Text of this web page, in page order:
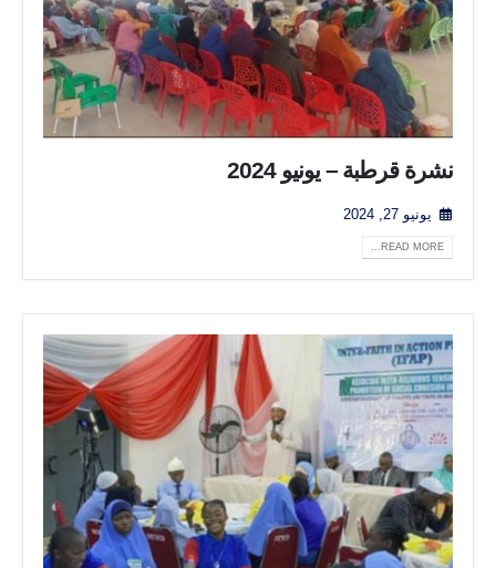
نشرة قرطبة – يونيو 2024
يونيو 27, 2024
READ MORE...